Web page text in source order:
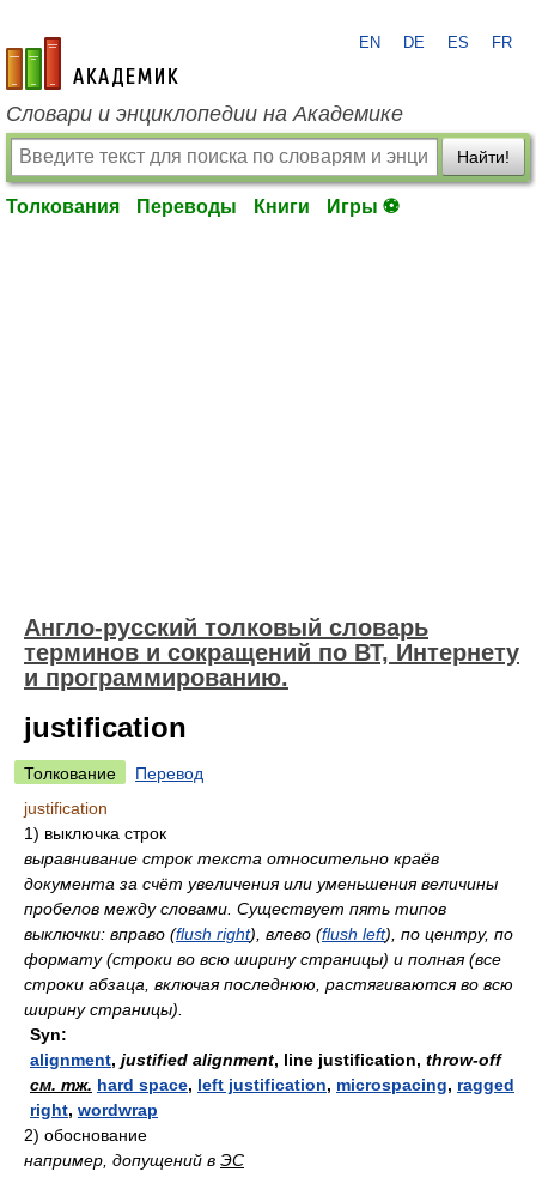
academic.ru
EN DE ES FR
Словари и энциклопедии на Академике
Найти!
Толкования Переводы Книги Игры ⚽
Англо-русский толковый словарь
терминов и сокращений по ВТ, Интернету
и программированию.
justification
Толкование
Перевод
justification
1) выключка строк
выравнивание строк текста относительно краёв
документа за счёт увеличения или уменьшения величины
пробелов между словами. Существует пять типов
выключки: вправо (flush right), влево (flush left), по центру, по
формату (строки во всю ширину страницы) и полная (все
строки абзаца, включая последнюю, растягиваются во всю
ширину страницы).
Syn:
alignment, justified alignment, line justification, throw-off
см. тж. hard space, left justification, microspacing, ragged
right, wordwrap
2) обоснование
например, допущений в ЭС